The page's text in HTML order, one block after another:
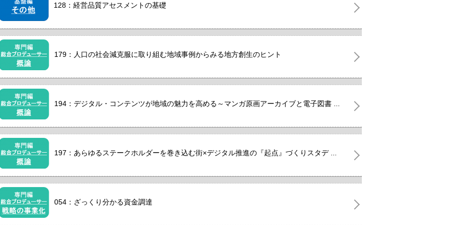
128：経営品質アセスメントの基礎
179：人口の社会減克服に取り組む地域事例からみる地方創生のヒント
194：デジタル・コンテンツが地域の魅力を高める～マンガ原画アーカイブと電子図書 ...
197：あらゆるステークホルダーを巻き込む街×デジタル推進の『起点』づくりスタデ ...
054：ざっくり分かる資金調達